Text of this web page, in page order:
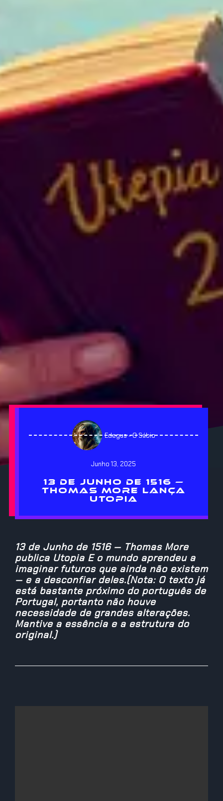
Edegus - O Sábio
Junho 13, 2025
13 DE JUNHO DE 1516 —
THOMAS MORE LANÇA
UTOPIA
13 de Junho de 1516 — Thomas More
publica Utopia E o mundo aprendeu a
imaginar futuros que ainda não existem
— e a desconfiar deles.(Nota: O texto já
está bastante próximo do português de
Portugal, portanto não houve
necessidade de grandes alterações.
Mantive a essência e a estrutura do
original.)